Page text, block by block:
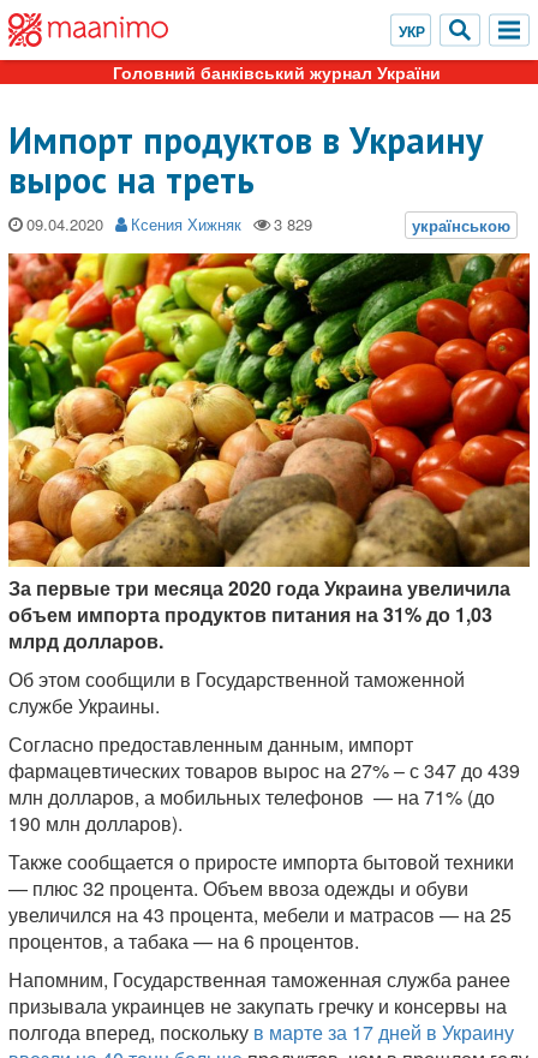
Головний банківський журнал України
Импорт продуктов в Украину
вырос на треть
09.04.2020 Ксения Хижняк
За первые три месяца 2020 года Украина увеличила
объем импорта продуктов питания на 31% до 1,03
млрд долларов.
Об этом сообщили в Государственной таможенной
службе Украины.
Согласно предоставленным данным, импорт
фармацевтических товаров вырос на 27% – с 347 до 439
млн долларов, а мобильных телефонов — на 71% (до
190 млн долларов).
Также сообщается о приросте импорта бытовой техники
— плюс 32 процента. Объем ввоза одежды и обуви
увеличился на 43 процента, мебели и матрасов — на 25
процентов, а табака — на 6 процентов.
Напомним, Государственная таможенная служба ранее
призывала украинцев не закупать гречку и консервы на
полгода вперед, поскольку в марте за 17 дней в Украину